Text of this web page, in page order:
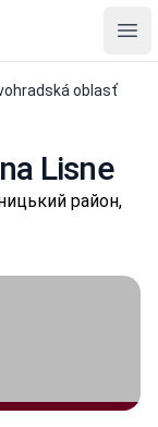
oblasť
Lisne
район,